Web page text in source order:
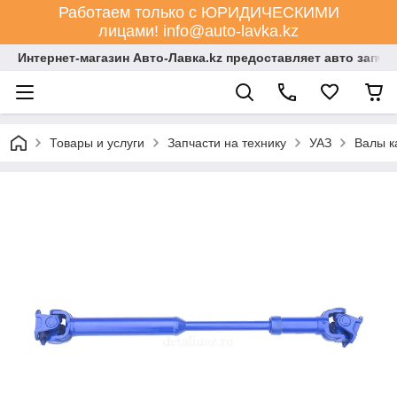
Работаем только с ЮРИДИЧЕСКИМИ
лицами! info@auto-lavka.kz
Интернет-магазин Авто-Лавка.kz предоставляет авто
Товары и услуги Запчасти на технику УАЗ Валы